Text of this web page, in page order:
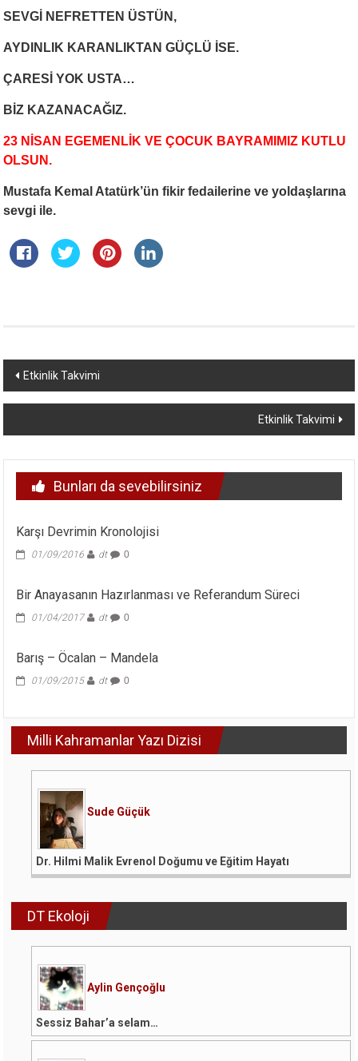
SEVGİ NEFRETTEN ÜSTÜN,
AYDINLIK KARANLIKTAN GÜÇLÜ İSE.
ÇARESİ YOK USTA…
BİZ KAZANACAĞIZ.
23 NİSAN EGEMENLİK VE ÇOCUK BAYRAMIMIZ KUTLU
OLSUN.
Mustafa Kemal Atatürk’ün fikir fedailerine ve yoldaşlarına
sevgi ile.
Yazı
dolaşımı
Etkinlik Takvimi
Etkinlik Takvimi
Bunları da sevebilirsiniz
Karşı Devrimin Kronolojisi
01/09/2016 dt 0
Bir Anayasanın Hazırlanması ve Referandum Süreci
01/04/2017 dt 0
Barış – Öcalan – Mandela
01/09/2015 dt 0
Milli Kahramanlar Yazı Dizisi
Sude Güçük
Dr. Hilmi Malik Evrenol Doğumu ve Eğitim Hayatı
DT Ekoloji
Aylin Gençoğlu
Sessiz Bahar’a selam…